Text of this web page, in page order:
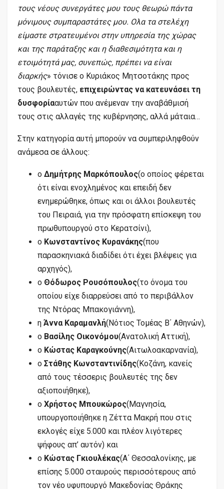
τους νέους συνεργάτες μου τους θεωρώ πάντα
μόνιμους συμπαραστάτες μου. Ολα τα στελέχη
είμαστε στρατευμένοι στην υπηρεσία της χώρας
και της παράταξης και η διαθεσιμότητα και η
ετοιμότητά μας, συνεπώς, πρέπει να είναι
διαρκής» τόνισε ο Κυριάκος Μητσοτάκης προς
τους βουλευτές, επιχειρώντας να κατευνάσει τη
δυσφορίααυτών που ανέμεναν την αναβάθμισή
τους στις αλλαγές της κυβέρνησης, αλλά μάταια…
Στην κατηγορία αυτή μπορούν να συμπεριληφθούν
ανάμεσα σε άλλους:
ο Δημήτρης Μαρκόπουλος(ο οποίος φέρεται
ότι είναι ενοχλημένος και επειδή δεν
ενημερώθηκε, όπως και οι άλλοι βουλευτές
του Πειραιά, για την πρόσφατη επίσκεψη του
πρωθυπουργού στο Κερατσίνι),
ο Κωνσταντίνος Κυρανάκης(που
παρασκηνιακά διαδίδει ότι έχει βλέψεις για
αρχηγός),
ο Θόδωρος Ρουσόπουλος(το όνομα του
οποίου είχε διαρρεύσει από το περιβάλλον
της Ντόρας Μπακογιάννη),
η Άννα Καραμανλή(Νότιος Τομέας Β΄ Αθηνών),
ο Βασίλης Οικονόμου(Ανατολική Αττική),
ο Κώστας Καραγκούνης(Αιτωλοακαρνανία),
ο Στάθης Κωνσταντινίδης(Κοζάνη, κανείς
από τους τέσσερις βουλευτές της δεν
αξιοποιήθηκε),
ο Χρήστος Μπουκώρος(Μαγνησία,
υπουργοποιήθηκε η Ζέττα Μακρή που στις
εκλογές είχε 5.000 και πλέον λιγότερες
ψήφους απ’ αυτόν) και
ο Κώστας Γκιουλέκας(Α΄ Θεσσαλονίκης, με
επίσης 5.000 σταυρούς περισσότερους από
τον νέο υφυπουργό Μακεδονίας Θράκης